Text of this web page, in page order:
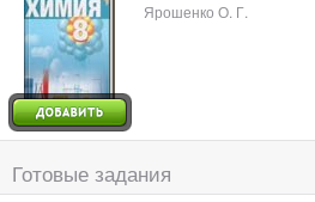
Ярошенко О. Г.
Готовые задания